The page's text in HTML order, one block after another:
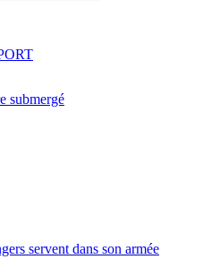
submergé
servent dans son armée